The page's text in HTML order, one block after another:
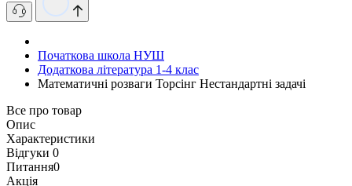
Початкова школа НУШ
Додаткова література 1-4 клас
Математичні розваги Торсінг Нестандартні задачі
Все про товар
Опис
Характеристики
Відгуки 0
Питання0
Акція